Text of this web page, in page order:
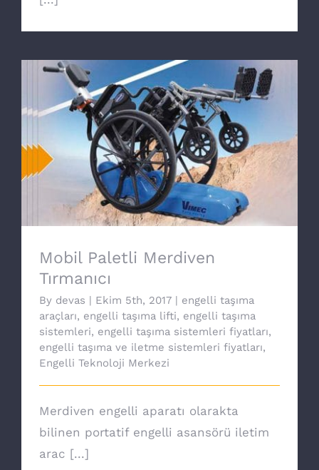
Mobil Paletli Merdiven Tırmanıcı
Mobil Paletli Merdiven
Tırmanıcı
By devas | Ekim 5th, 2017 | engelli taşıma
araçları, engelli taşıma lifti, engelli taşıma
sistemleri, engelli taşıma sistemleri fiyatları,
engelli taşıma ve iletme sistemleri fiyatları,
Engelli Teknoloji Merkezi
Merdiven engelli aparatı olarakta
bilinen portatif engelli asansörü iletim
arac [...]